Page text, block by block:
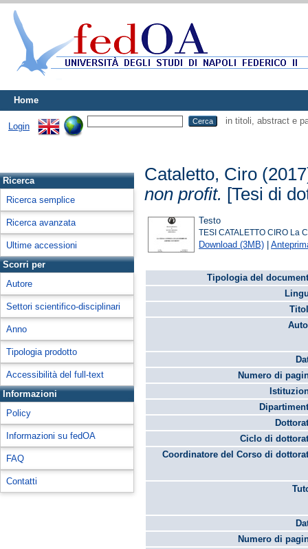
Home
Login
in titoli, abstract e
Ricerca
Ricerca semplice
Ricerca avanzata
Ultime accessioni
Scorri per
Autore
Settori scientifico-disciplinari
Anno
Tipologia prodotto
Accessibilità del full-text
Informazioni
Policy
Informazioni su fedOA
FAQ
Contatti
Cataletto, Ciro
non profit. [Tesi di
Testo
TESI CATALETTO CIRO La
Download (3MB) |
Tipologia del
Numero di
Ciclo di
Coordinatore del Corso di
Numero di